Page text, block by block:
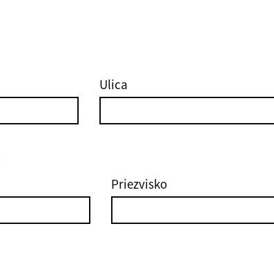
Ulica
Priezvisko